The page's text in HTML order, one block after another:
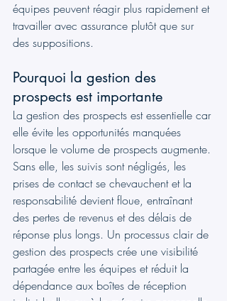
équipes peuvent réagir plus rapidement et
travailler avec assurance plutôt que sur
des suppositions.
Pourquoi la gestion des
prospects est importante
La gestion des prospects est essentielle car
elle évite les opportunités manquées
lorsque le volume de prospects augmente.
Sans elle, les suivis sont négligés, les
prises de contact se chevauchent et la
responsabilité devient floue, entraînant
des pertes de revenus et des délais de
réponse plus longs. Un processus clair de
gestion des prospects crée une visibilité
partagée entre les équipes et réduit la
dépendance aux boîtes de réception